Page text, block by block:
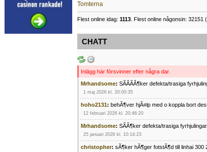
Tomterna
Flest online idag: 1113 . Flest online någonsin:
CHATT
Inlägg här försvinner efter några dar.
Mrhandsome: SÃÂÃÂ¶ker defekta/trasiga
1 maj 2026 kl. 20:00:35
hoho2131: behÃ¶ver hjÃ¤lp med o koppla bort
12 februari 2026 kl. 20:46:20
Mrhandsome: SÃÂ¶ker defekta/trasiga
25 januari 2026 kl. 10:14:23
christopher: sÃ¶ker hÃ¶ger fotstÃ¶d till linhai 300